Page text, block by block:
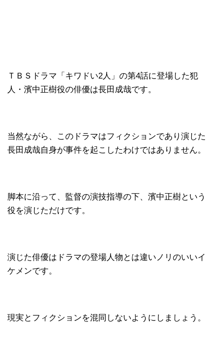
ＴＢＳドラマ「キワドい2人」の第4話に登場した犯
人・濱中正樹役の俳優は長田成哉です。
当然ながら、このドラマはフィクションであり演じた
長田成哉自身が事件を起こしたわけではありません。
脚本に沿って、監督の演技指導の下、濱中正樹という
役を演じただけです。
演じた俳優はドラマの登場人物とは違いノリのいいイ
ケメンです。
現実とフィクションを混同しないようにしましょう。